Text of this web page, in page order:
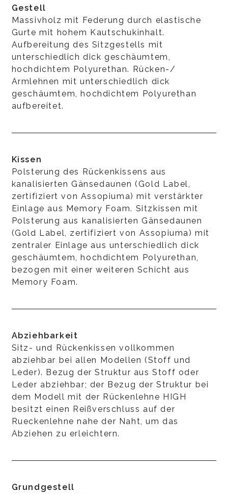
Gestell
Massivholz mit Federung durch elastische
Gurte mit hohem Kautschukinhalt.
Aufbereitung des Sitzgestells mit
unterschiedlich dick geschäumtem,
hochdichtem Polyurethan. Rücken-/
Armlehnen mit unterschiedlich dick
geschäumtem, hochdichtem Polyurethan
aufbereitet.
Kissen
Polsterung des Rückenkissens aus
kanalisierten Gänsedaunen (Gold Label,
zertifiziert von Assopiuma) mit verstärkter
Einlage aus Memory Foam. Sitzkissen mit
Polsterung aus kanalisierten Gänsedaunen
(Gold Label, zertifiziert von Assopiuma) mit
zentraler Einlage aus unterschiedlich dick
geschäumtem, hochdichtem Polyurethan,
bezogen mit einer weiteren Schicht aus
Memory Foam.
Abziehbarkeit
Sitz- und Rückenkissen vollkommen
abziehbar bei allen Modellen (Stoff und
Leder). Bezug der Struktur aus Stoff oder
Leder abziehbar; der Bezug der Struktur bei
dem Modell mit der Rückenlehne HIGH
besitzt einen Reißverschluss auf der
Rueckenlehne nahe der Naht, um das
Abziehen zu erleichtern.
Grundgestell